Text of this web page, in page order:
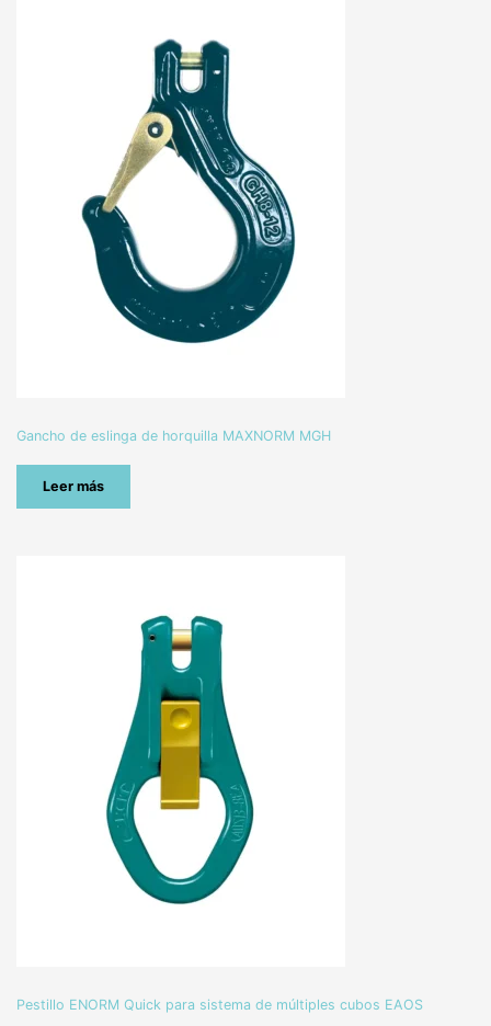
Gancho de eslinga de horquilla MAXNORM MGH
Leer más
Pestillo ENORM Quick para sistema de múltiples cubos EAOS